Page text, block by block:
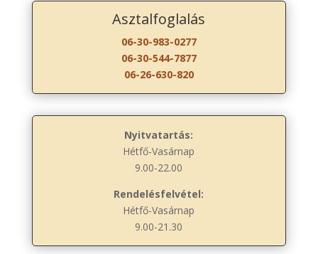
Asztalfoglalás
06-30-983-0277
06-30-544-7877
06-26-630-820
Nyitvatartás:
Hétfő-Vasárnap
9.00-22.00
Rendelésfelvétel:
Hétfő-Vasárnap
9.00-21.30